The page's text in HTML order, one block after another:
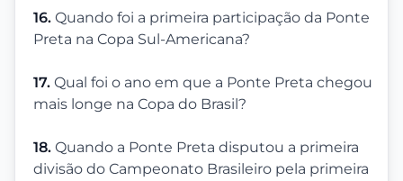
16. Quando foi a primeira participação da Ponte
Preta na Copa Sul-Americana?
17. Qual foi o ano em que a Ponte Preta chegou
mais longe na Copa do Brasil?
18. Quando a Ponte Preta disputou a primeira
divisão do Campeonato Brasileiro pela primeira